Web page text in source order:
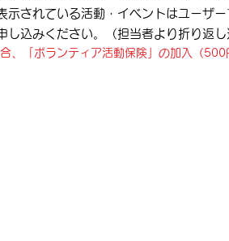
示されている活動・イベントはユーザ
し込みください。（担当者より折り返
、「ボランティア活動保険」の加入（